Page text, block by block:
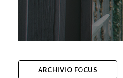
ARCHIVIO FOCUS